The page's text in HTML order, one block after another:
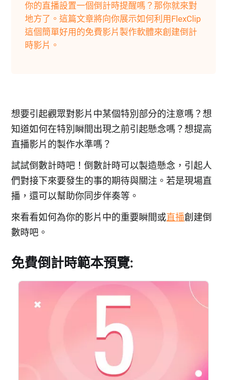
你的直播設置一個倒計時提醒嗎？那你就來對
地方了。這篇文章將向你展示如何利用FlexClip
這個簡單好用的免費影片製作軟體來創建倒計
時影片。
想要引起觀眾對影片中某個特別部分的注意嗎？想
知道如何在特別瞬間出現之前引起懸念嗎？想提高
直播影片的製作水準嗎？
試試倒數計時吧！倒數計時可以製造懸念，引起人
們對接下來要發生的事的期待與關注。若是現場直
播，還可以幫助你同步伴奏等。
來看看如何為你的影片中的重要瞬間或直播創建倒
數時吧。
免費倒計時範本預覽: